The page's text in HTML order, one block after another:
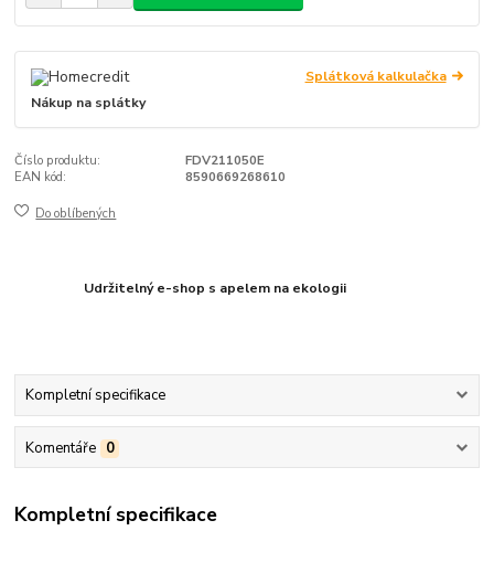
Splátková kalkulačka
Nákup na splátky
Číslo produktu:
FDV211050E
EAN kód:
8590669268610
Do oblíbených
Udržitelný e-shop s apelem na ekologii
Kompletní specifikace
Komentáře 0
Kompletní specifikace